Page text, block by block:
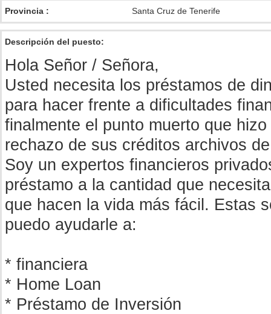
Provincia : Santa Cruz de Tenerife
Descripción del puesto:
Hola Señor / Señora,
Usted necesita los préstamos de
para hacer frente a dificultades
finalmente el punto muerto que
rechazo de sus créditos archivos
Soy un expertos financieros
préstamo a la cantidad que
que hacen la vida más fácil. Estas
puedo ayudarle a:
* financiera
* Home Loan
* Préstamo de Inversión